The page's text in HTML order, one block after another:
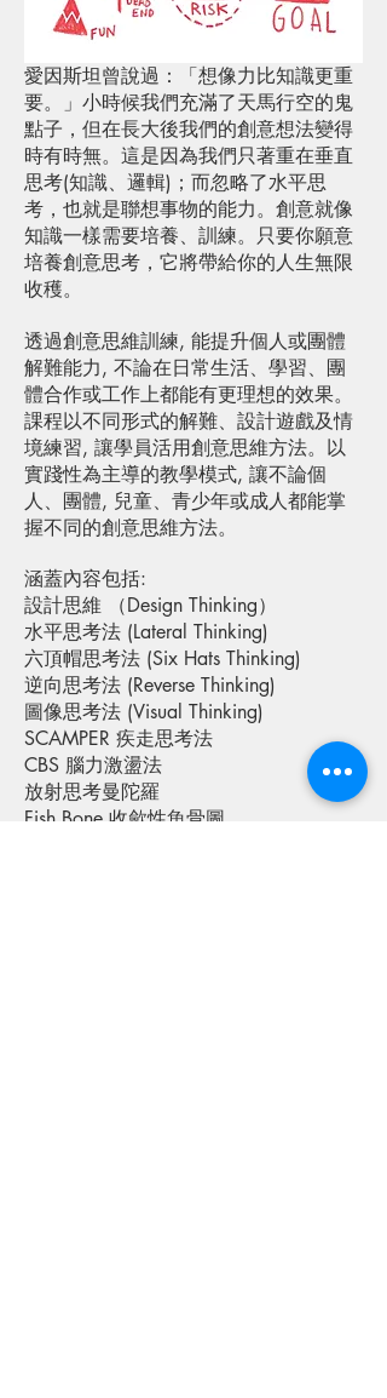
愛因斯坦曾說過：「想像力比知識更重
要。」小時候我們充滿了天馬行空的鬼
點子，但在長大後我們的創意想法變得
時有時無。這是因為我們只著重在垂直
思考(知識、邏輯)；而忽略了水平思
考，也就是聯想事物的能力。創意就像
知識一樣需要培養、訓練。只要你願意
培養創意思考，它將帶給你的人生無限
收穫。
透過創意思維訓練, 能提升個人或團體
解難能力, 不論在日常生活、學習、團
體合作或工作上都能有更理想的效果。
課程以不同形式的解難、設計遊戲及情
境練習, 讓學員活用創意思維方法。以
實踐性為主導的教學模式, 讓不論個
人、團體, 兒童、青少年或成人都能掌
握不同的創意思維方法。
涵蓋內容包括:
設計思維 （Design Thinking）
水平思考法 (Lateral Thinking)
六頂帽思考法 (Six Hats Thinking)
逆向思考法 (Reverse Thinking)
圖像思考法 (Visual Thinking)
SCAMPER 疾走思考法
CBS 腦力激盪法
放射思考曼陀羅
Fish Bone 收歛性魚骨圖